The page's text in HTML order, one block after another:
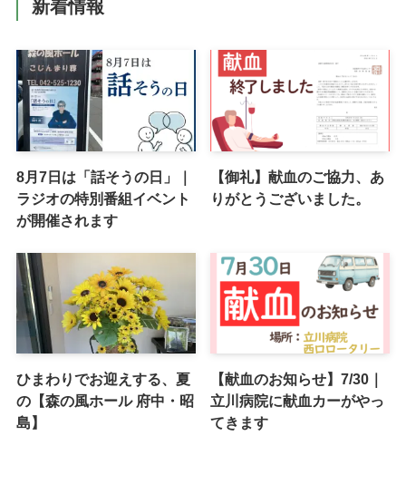
新着情報
8月7日は「話そうの日」｜
ラジオの特別番組イベント
が開催されます
【御礼】献血のご協力、あ
りがとうございました。
ひまわりでお迎えする、夏
の【森の風ホール 府中・昭
島】
【献血のお知らせ】7/30｜
立川病院に献血カーがやっ
てきます